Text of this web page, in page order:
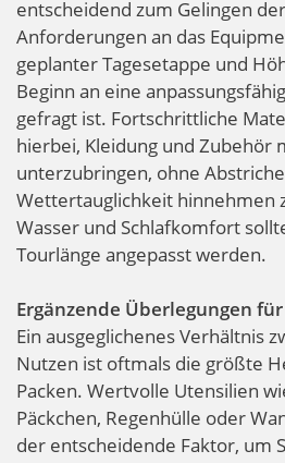
entscheidend zum Gelingen
Anforderungen an das
geplanter Tagesetappe und
Beginn an eine
gefragt ist. Fortschrittliche
hierbei, Kleidung und Zubehör
unterzubringen, ohne
Wettertauglichkeit hinnehmen
Wasser und Schlafkomfort
Tourlänge angepasst werden.
Ergänzende Überlegungen
Ein ausgeglichenes Verhältnis
Nutzen ist oftmals die größte
Packen. Wertvolle Utensilien
Päckchen, Regenhülle oder
der entscheidende Faktor, um